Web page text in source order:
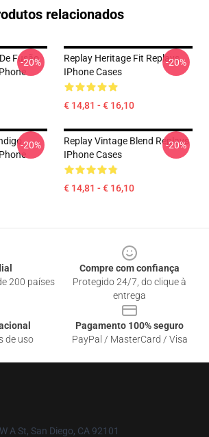
relacionados
Fusão
-20%
Replay Heritage Fit Replays
IPhone Cases
€ 14,81 - € 16,10
-20%
-20%
Replay Vintage Blend Replays
IPhone Cases
€ 14,81 - € 16,10
-20%
200 países
Compre com confiança
Protegido 24/7, do clique à
entrega
de uso
Pagamento 100% seguro
PayPal / MasterCard / Visa
A St, San Diego, CA 92101